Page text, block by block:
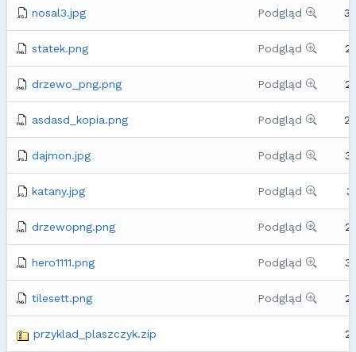
nosal3.jpg Podgląd
statek.png Podgląd
drzewo_png.png Podgląd
asdasd_kopia.png Podgląd
dajmon.jpg Podgląd
katany.jpg Podgląd
drzewopng.png Podgląd
hero1111.png Podgląd
tilesett.png Podgląd
przyklad_plaszczyk.zip